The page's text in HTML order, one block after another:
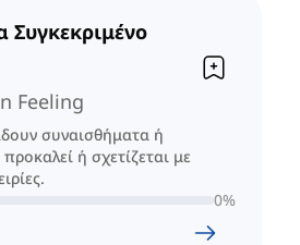
Feeling
συναισθήματα ή
ή σχετίζεται με
0%